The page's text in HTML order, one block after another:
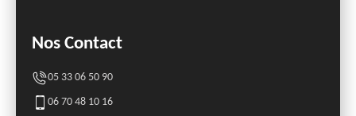
Nos Contact
05 33 06 50 90
06 70 48 10 16